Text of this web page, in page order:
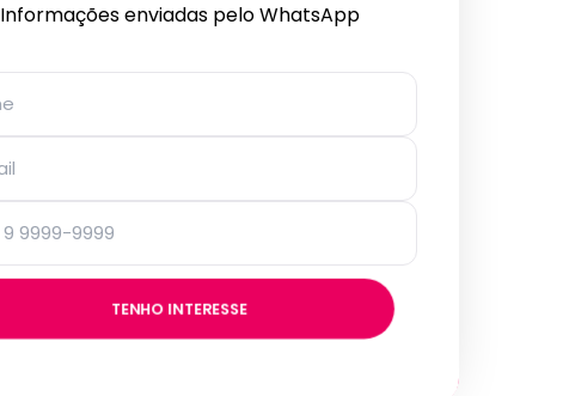
Informações enviadas pelo WhatsApp
TENHO INTERESSE